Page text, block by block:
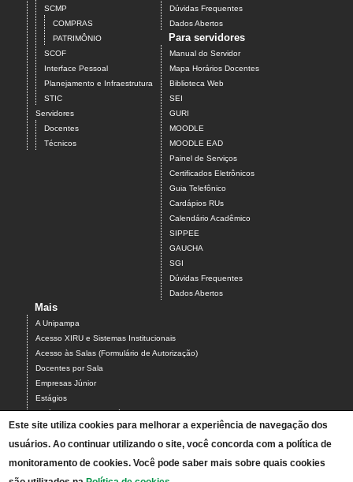
SCMP
COMPRAS
PATRIMÔNIO
SCOF
Interface Pessoal
Planejamento e Infraestrutura
STIC
Servidores
Docentes
Técnicos
Dúvidas Frequentes
Dados Abertos
Para servidores
Manual do Servidor
Mapa Horários Docentes
Biblioteca Web
SEI
GURI
MOODLE
MOODLE EAD
Painel de Serviços
Certificados Eletrônicos
Guia Telefônico
Cardápios RUs
Calendário Acadêmico
SIPPEE
GAUCHA
SGI
Dúvidas Frequentes
Dados Abertos
Mais
A Unipampa
Acesso XIRU e Sistemas Institucionais
Acesso às Salas (Formulário de Autorização)
Docentes por Sala
Empresas Júnior
Estágios
Estágios Campus Bagé
Organograma do Campus Bagé
Programa PARCEIROS DO CAMPUS BAGÉ
Este site utiliza cookies para melhorar a experiência de navegação dos
usuários. Ao continuar utilizando o site, você concorda com a política de
monitoramento de cookies. Você pode saber mais sobre quais cookies